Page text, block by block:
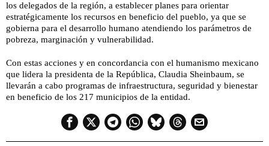
los delegados de la región, a establecer planes para orientar
estratégicamente los recursos en beneficio del pueblo, ya que se
gobierna para el desarrollo humano atendiendo los parámetros de
pobreza, marginación y vulnerabilidad.
Con estas acciones y en concordancia con el humanismo mexicano
que lidera la presidenta de la República, Claudia Sheinbaum, se
llevarán a cabo programas de infraestructura, seguridad y bienestar
en beneficio de los 217 municipios de la entidad.